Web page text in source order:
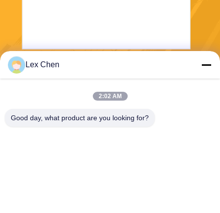
Lex Chen
2:02 AM
Good day, what product are you looking for?